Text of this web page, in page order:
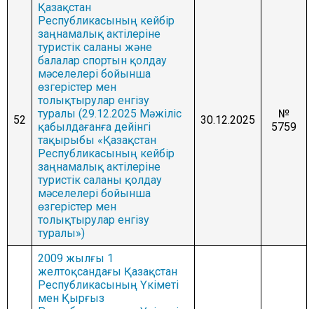
52
Қазақстан
Республикасының кейбір
заңнамалық актілеріне
туристік саланы және
балалар спортын қолдау
мәселелері бойынша
өзгерістер мен
толықтырулар енгізу
туралы (29.12.2025 Мәжіліс
қабылдағанға дейінгі
тақырыбы «Қазақстан
Республикасының кейбір
заңнамалық актілеріне
туристік саланы қолдау
мәселелері бойынша
өзгерістер мен
толықтырулар енгізу
туралы»)
30.12.2025
№
5759
2009 жылғы 1
желтоқсандағы Қазақстан
Республикасының Үкіметі
мен Қырғыз
ЭКОНОМИКАЛЫҚ САЯСАТ, ИННОВАЦИЯЛЫҚ
ДАМУ ЖӘНЕ КӘСІПКЕРЛІК ТҰРАҚТЫ КОМИТЕТІ